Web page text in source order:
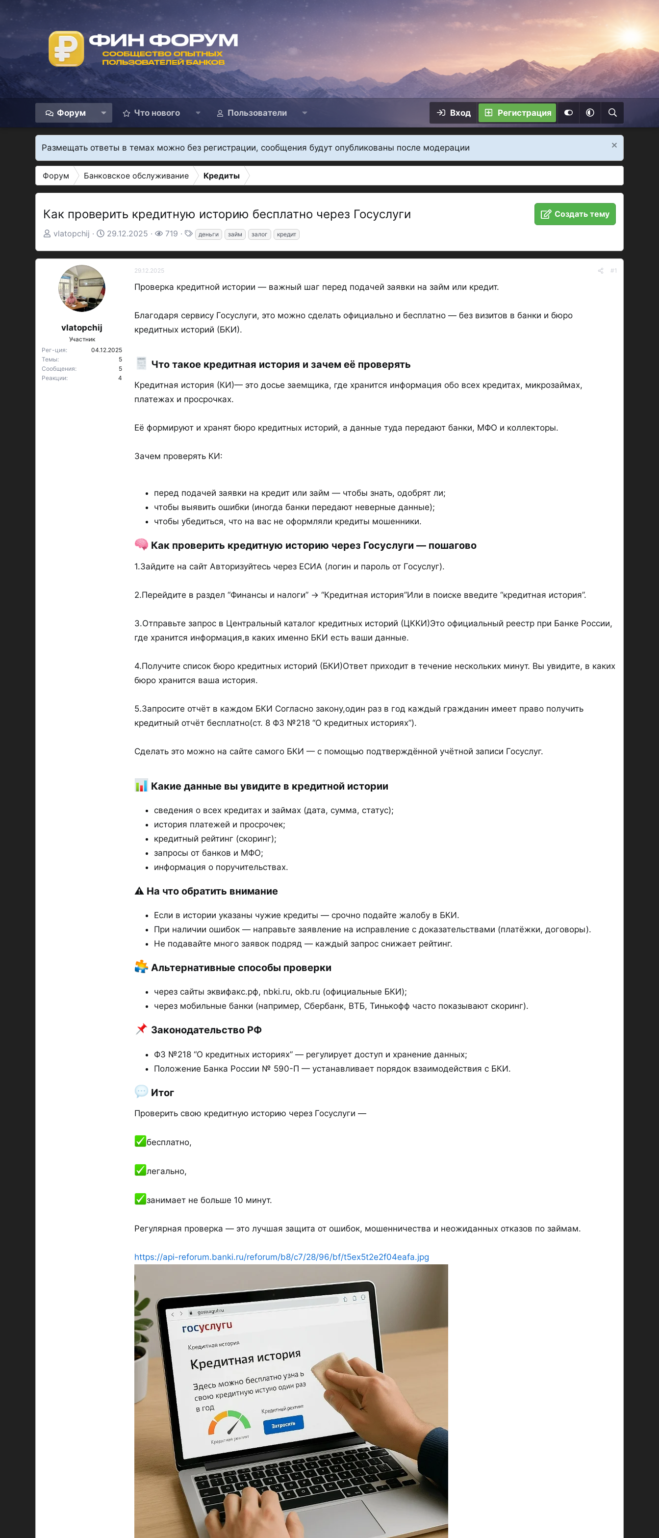
Форум Что нового Пользователи Вход Регистрация
Размещать ответы в темах можно без регистрации, сообщения будут опубликованы после модерации
Форум Банковское обслуживание Кредиты
Как проверить кредитную историю бесплатно через Госуслуги
Создать тему
А
т
vlatopchij
Д
т
29.12.2025
П
о
р
ы
719
Т
г
деньги займ залог кредит
vlatopchij
Участник
Рег-ция
04.12.2025
Темы
5
Сообщения
5
Реакции
4
29.12.2025 #1
Проверка кредитной истории — важный шаг перед подачей заявки на займ или кредит.
Благодаря сервису Госуслуги, это можно сделать официально и бесплатно — без визитов в банки и бюро
кредитных историй (БКИ).
Что такое кредитная история и зачем её проверять​
Кредитная история (КИ)— это досье заемщика, где хранится информация обо всех кредитах, микрозаймах,
платежах и просрочках.
Её формируют и хранят бюро кредитных историй, а данные туда передают банки, МФО и коллекторы.
Зачем проверять КИ:
перед подачей заявки на кредит или займ — чтобы знать, одобрят ли;
чтобы выявить ошибки (иногда банки передают неверные данные);
чтобы убедиться, что на вас не оформляли кредиты мошенники.
Как проверить кредитную историю через Госуслуги — пошагово​
1.Зайдите на сайт Авторизуйтесь через ЕСИА (логин и пароль от Госуслуг).
2.Перейдите в раздел “Финансы и налоги” → “Кредитная история”Или в поиске введите “кредитная история”.
3.Отправьте запрос в Центральный каталог кредитных историй (ЦККИ)Это официальный реестр при Банке России,
где хранится информация,в каких именно БКИ есть ваши данные.
4.Получите список бюро кредитных историй (БКИ)Ответ приходит в течение нескольких минут. Вы увидите, в каких
бюро хранится ваша история.
5.Запросите отчёт в каждом БКИ Согласно закону,один раз в год каждый гражданин имеет право получить
кредитный отчёт бесплатно(ст. 8 ФЗ №218 “О кредитных историях”).
Сделать это можно на сайте самого БКИ — с помощью подтверждённой учётной записи Госуслуг.
Какие данные вы увидите в кредитной истории​
сведения о всех кредитах и займах (дата, сумма, статус);
история платежей и просрочек;
кредитный рейтинг (скоринг);
запросы от банков и МФО;
информация о поручительствах.
⚠ На что обратить внимание​
Если в истории указаны чужие кредиты — срочно подайте жалобу в БКИ.
При наличии ошибок — направьте заявление на исправление с доказательствами (платёжки, договоры).
Не подавайте много заявок подряд — каждый запрос снижает рейтинг.
Альтернативные способы проверки​
через сайты эквифакс.рф, nbki.ru, okb.ru (официальные БКИ);
через мобильные банки (например, Сбербанк, ВТБ, Тинькофф часто показывают скоринг).
Законодательство РФ​
ФЗ №218 “О кредитных историях” — регулирует доступ и хранение данных;
Положение Банка России № 590-П — устанавливает порядок взаимодействия с БКИ.
Итог​
Проверить свою кредитную историю через Госуслуги —
бесплатно,
легально,
занимает не больше 10 минут.
Регулярная проверка — это лучшая защита от ошибок, мошенничества и неожиданных отказов по займам.
https://api-reforum.banki.ru/reforum/b8/c7/28/96/bf/t5ex5t2e2f04eafa.jpg